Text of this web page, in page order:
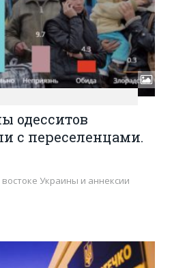
одесситов
с переселенцами.
Украины и аннексии